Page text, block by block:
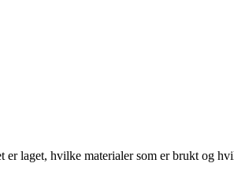
laget, hvilke materialer som er brukt og